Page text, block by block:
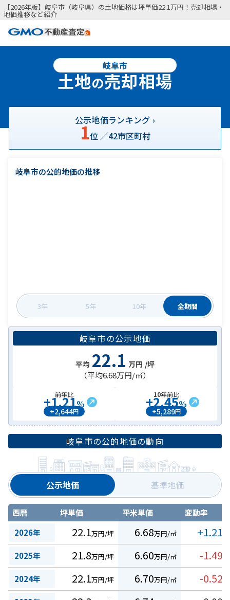
【2026年版】岐阜市（岐阜県）の土地価格は坪単価22.1万円！売却相場・
地価推移など紹介
岐阜市
土地の売却相場
公示地価ランキング ›
1位 ／42市区町村
岐阜市の公的地価の推移
3年 5年 10年 全期間
岐阜市の公示地価
平均 22.1 万円 /坪
（平均6.68万円/㎡）
前年比
+1.21%
+2,644円
10年前比
+2.45%
+5,289円
岐阜市の公的地価の動向
公示地価 基準地価
西暦 坪単価 平米単価
変動率
2026年
22.1万円/坪 6.68万円/㎡ +1.21
2025年 21.8万円/坪 6.60万円/㎡ -1.49
2024年 22.1万円/坪 6.70万円/㎡ -0.52